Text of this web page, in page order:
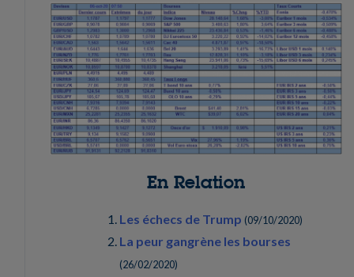
En Relation
Les échecs de Trump (09/10/2020)
La peur gangrène les bourses
(26/02/2020)